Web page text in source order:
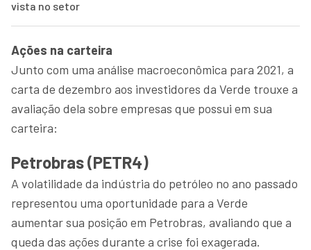
vista no setor
Ações na carteira
Junto com uma análise macroeconômica para 2021, a
carta de dezembro aos investidores da Verde trouxe a
avaliação dela sobre empresas que possui em sua
carteira:
Petrobras (PETR4)
A volatilidade da indústria do petróleo no ano passado
representou uma oportunidade para a Verde
aumentar sua posição em Petrobras, avaliando que a
queda das ações durante a crise foi exagerada.